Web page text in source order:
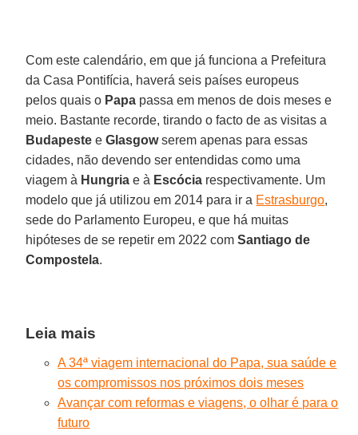
Com este calendário, em que já funciona a Prefeitura
da Casa Pontifícia, haverá seis países europeus
pelos quais o Papa passa em menos de dois meses e
meio. Bastante recorde, tirando o facto de as visitas a
Budapeste eGlasgowserem apenas para essas
cidades, não devendo ser entendidas como uma
viagem à Hungria e à Escócia respectivamente. Um
modelo que já utilizou em 2014 para ir a Estrasburgo,
sede do Parlamento Europeu, e que há muitas
hipóteses de se repetir em 2022 comSantiago de
Compostela.
Leia mais
A 34ª viagem internacional do Papa, sua saúde e
os compromissos nos próximos dois meses
Avançar com reformas e viagens, o olhar é para o
futuro